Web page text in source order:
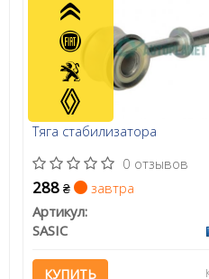
Тяга стабилизатора
0 отзывов
288 ₴
завтра
Артикул:
SASIC
КУПИТЬ